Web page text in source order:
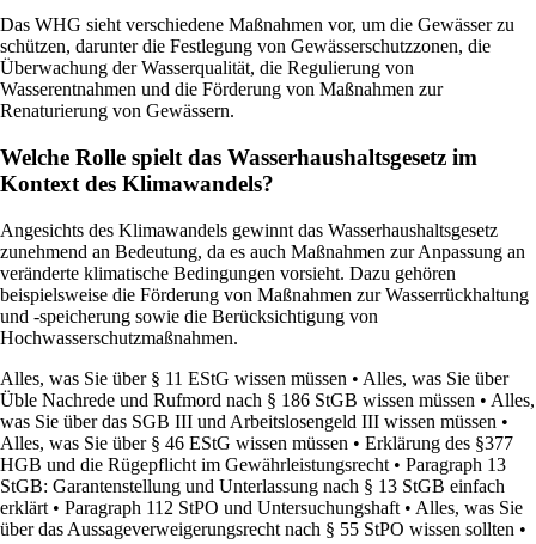
Das WHG sieht verschiedene Maßnahmen vor, um die Gewässer zu
schützen, darunter die Festlegung von Gewässerschutzzonen, die
Überwachung der Wasserqualität, die Regulierung von
Wasserentnahmen und die Förderung von Maßnahmen zur
Renaturierung von Gewässern.
Welche Rolle spielt das Wasserhaushaltsgesetz im
Kontext des Klimawandels?
Angesichts des Klimawandels gewinnt das Wasserhaushaltsgesetz
zunehmend an Bedeutung, da es auch Maßnahmen zur Anpassung an
veränderte klimatische Bedingungen vorsieht. Dazu gehören
beispielsweise die Förderung von Maßnahmen zur Wasserrückhaltung
und -speicherung sowie die Berücksichtigung von
Hochwasserschutzmaßnahmen.
Alles, was Sie über § 11 EStG wissen müssen • Alles, was Sie über
Üble Nachrede und Rufmord nach § 186 StGB wissen müssen • Alles,
was Sie über das SGB III und Arbeitslosengeld III wissen müssen •
Alles, was Sie über § 46 EStG wissen müssen • Erklärung des §377
HGB und die Rügepflicht im Gewährleistungsrecht • Paragraph 13
StGB: Garantenstellung und Unterlassung nach § 13 StGB einfach
erklärt • Paragraph 112 StPO und Untersuchungshaft • Alles, was Sie
über das Aussageverweigerungsrecht nach § 55 StPO wissen sollten •